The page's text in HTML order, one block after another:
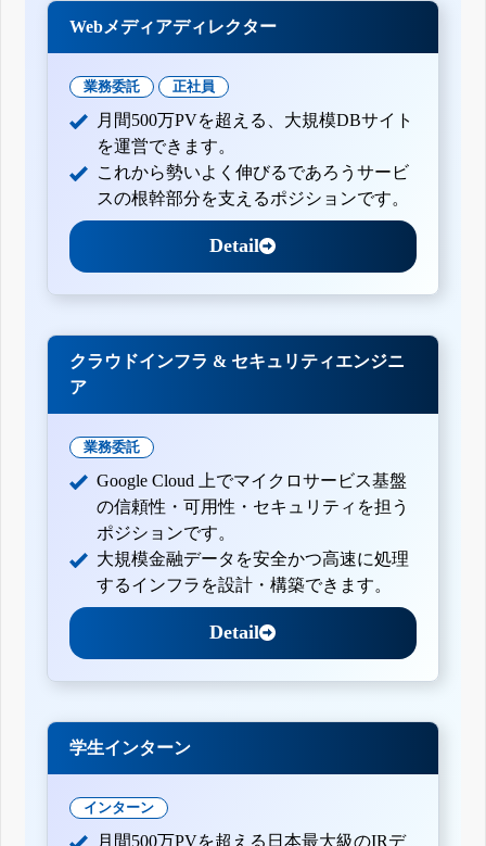
Webメディアディレクター
業務委託 正社員
月間500万PVを超える、大規模DBサイト
を運営できます。
これから勢いよく伸びるであろうサービ
スの根幹部分を支えるポジションです。
Detail
クラウドインフラ & セキュリティエンジニ
ア
業務委託
Google Cloud 上でマイクロサービス基盤
の信頼性・可用性・セキュリティを担う
ポジションです。
大規模金融データを安全かつ高速に処理
するインフラを設計・構築できます。
Detail
学生インターン
インターン
月間500万PVを超える日本最大級のIRデ